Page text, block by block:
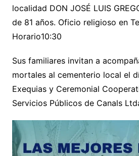
localidad DON JOSÉ LUIS
de 81 años. Oficio religioso en
Horario10:30
Sus familiares invitan a
mortales al cementerio local el
Exequias y Ceremonial
Servicios Públicos de Canals